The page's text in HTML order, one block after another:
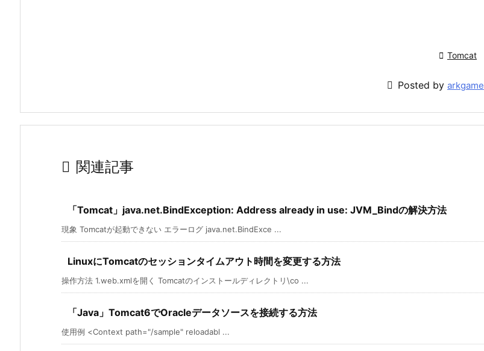
 Tomcat
 Posted by arkgame
 関連記事
「Tomcat」java.net.BindException: Address already in use: JVM_Bindの解決方法
現象 Tomcatが起動できない エラーログ java.net.BindExce ...
LinuxにTomcatのセッションタイムアウト時間を変更する方法
操作方法 1.web.xmlを開く Tomcatのインストールディレクトリ\co ...
「Java」Tomcat6でOracleデータソースを接続する方法
使用例 <Context path="/sample" reloadabl ...